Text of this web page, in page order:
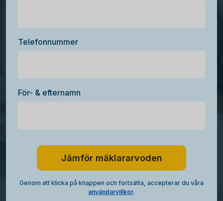
Telefonnummer
För- & efternamn
Jämför mäklararvoden
Genom att klicka på knappen och fortsätta, accepterar du våra
användarvillkor.